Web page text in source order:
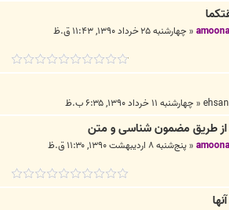
« چهارشنبه ۲۵ خرداد ۱۳۹۰, ۱۱:۴۳ ق.ظ
« چهارشنبه ۱۱ خرداد ۱۳۹۰, ۶:۳۵ ب.ظ
طریق مضمون شناسى و متن
« پنج‌شنبه ۸ اردیبهشت ۱۳۹۰, ۱۱:۳۰ ق.ظ